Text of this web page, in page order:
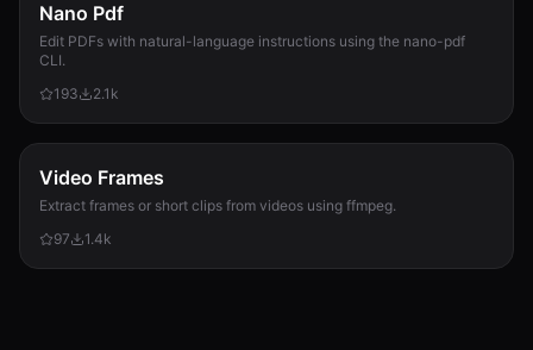
Nano Pdf
Edit PDFs with natural-language instructions using the nano-pdf
CLI.
193
2.1k
Video Frames
Extract frames or short clips from videos using ffmpeg.
97
1.4k